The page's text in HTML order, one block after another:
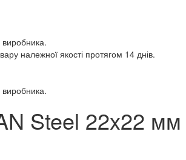
виробника.
належної якості протягом 14 днів.
виробника.
Steel 22x22 мм